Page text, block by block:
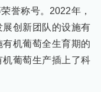
誉称号。2022年，
创新团队的设施有
机葡萄全生育期的
葡萄生产插上了科